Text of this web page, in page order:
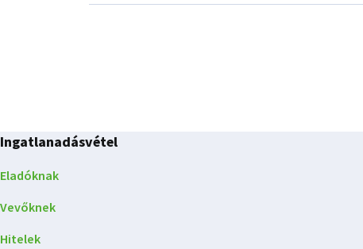
Ingatlanadásvétel
Eladóknak
Vevőknek
Hitelek